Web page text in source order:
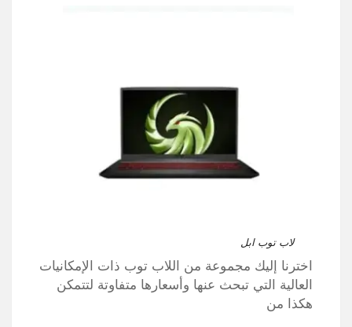
لاب توب ابل
اخترنا إليك مجموعة من اللاب توب ذات الإمكانيات
العالية التي تبحث عنها وأسعارها متفاوتة لتتمكن
هكذا من